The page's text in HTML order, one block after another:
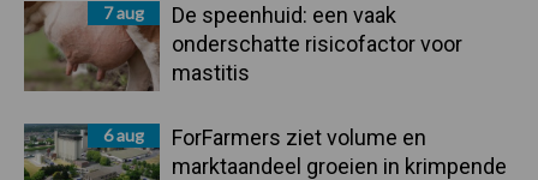
7 aug
De speenhuid: een vaak
onderschatte risicofactor voor
mastitis
6 aug
ForFarmers ziet volume en
marktaandeel groeien in krimpende